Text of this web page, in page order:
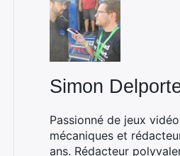
Simon
Passionné de jeux
mécaniques et
ans. Rédacteur